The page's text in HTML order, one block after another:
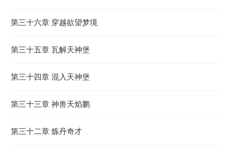
第三十六章 穿越欲望梦境
第三十五章 瓦解天神堡
第三十四章 混入天神堡
第三十三章 神兽天焰鹏
第三十二章 炼丹奇才